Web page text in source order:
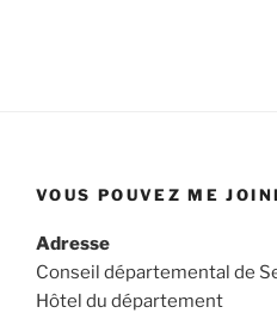
VOUS POUVEZ ME
Adresse
Conseil départemental de
Hôtel du département